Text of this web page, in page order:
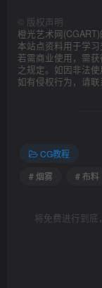
© 版权声明
橙光艺术网
本站点资料用于学习
若需商业使用，需
之规定。如因非法使
如有侵权行为，请联
CG教程
# 烟雾
# 布料
将免费进行到底